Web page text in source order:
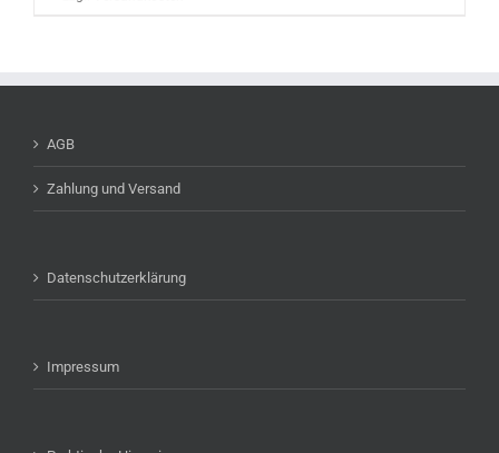
AGB
Zahlung und Versand
Datenschutzerklärung
Impressum